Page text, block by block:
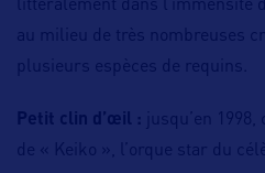
littéralement dans l’immensité
au milieu de très nombreuses
plusieurs espèces de requins.
Petit clin d’œil :
jusqu’en
de « Keiko », l’orque star du